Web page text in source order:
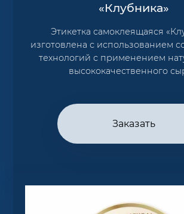
«Клубника»
Этикетка самоклеящаяся
изготовлена с использованием
технологий с применением
высококачественного
Заказать